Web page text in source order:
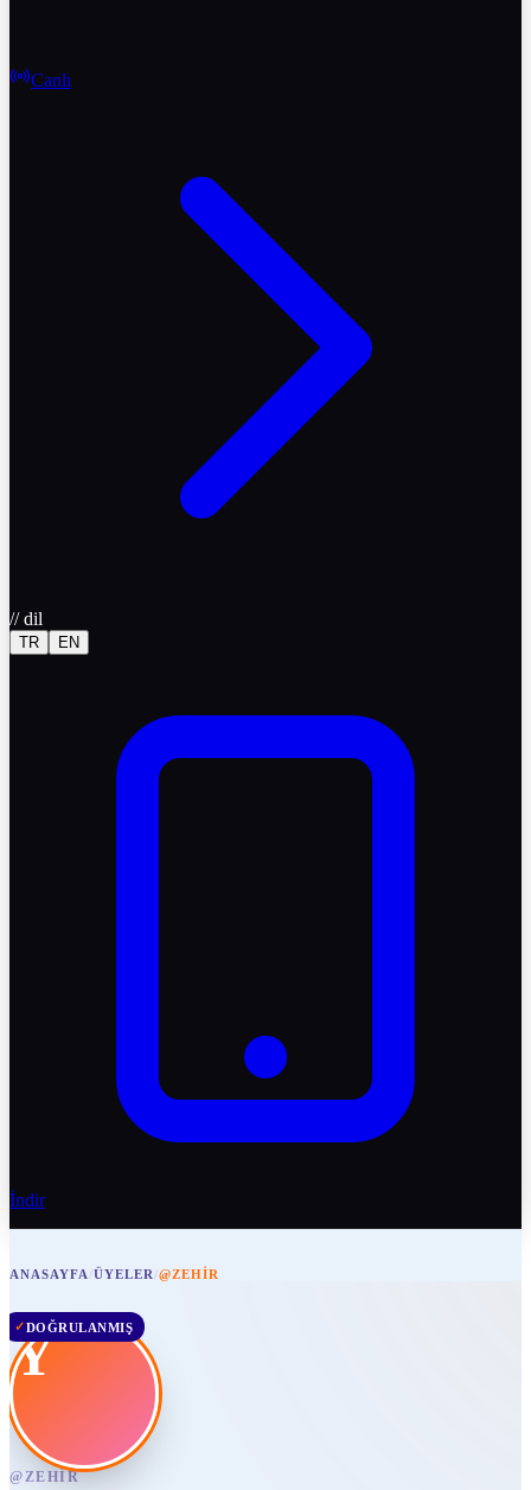
Canlı
//dil
TR EN
İndir
ANASAYFA/ÜYELER/@ZEHIR
Y
✓DOĞRULANMIŞ
@ZEHIR